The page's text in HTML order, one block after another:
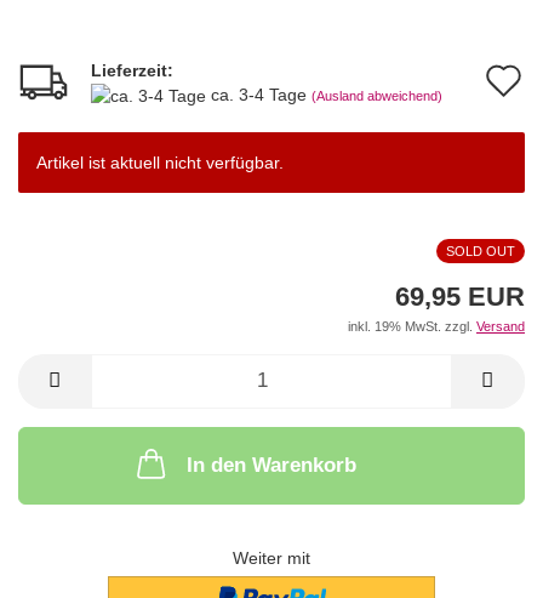
Lieferzeit:
ca. 3-4 Tage (Ausland abweichend)
Artikel ist aktuell nicht verfügbar.
SOLD OUT
69,95 EUR
inkl. 19% MwSt. zzgl. Versand
In den Warenkorb
Weiter mit